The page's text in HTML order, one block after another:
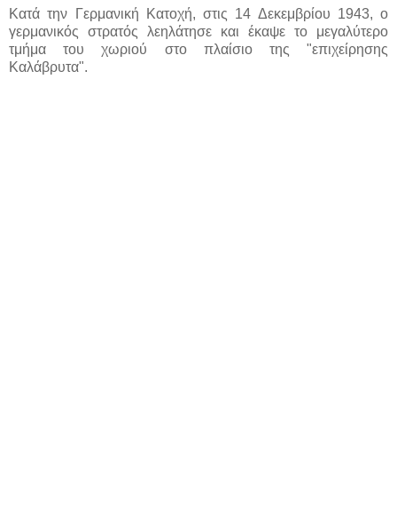
Κατά την Γερμανική Κατοχή, στις 14 Δεκεμβρίου 1943, ο
γερμανικός στρατός λεηλάτησε και έκαψε το μεγαλύτερο
τμήμα του χωριού στο πλαίσιο της "επιχείρησης
Καλάβρυτα".